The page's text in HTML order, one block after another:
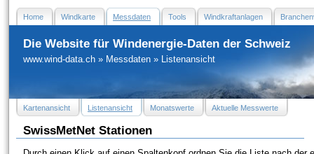
Home Windkarte Messdaten Tools Windkraftanlagen
Die Website für Windenergie-Daten der Schweiz
www.wind-data.ch » Messdaten » Listenansicht
Kartenansicht Listenansicht Monatswerte Aktuelle Messwerte
SwissMetNet Stationen